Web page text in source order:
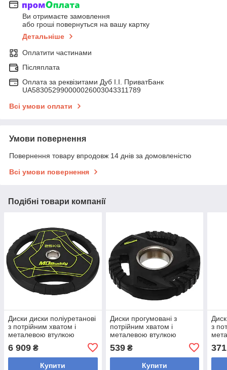
Ви отримаєте замовлення
або гроші повернуться на вашу картку
Детальніше
Оплатити частинами
Післяплата
Оплата за реквізитами Дуб І.І. ПриватБанк
UA583052990000026003043311789
Всі умови оплати
Умови повернення
Повернення товару впродовж 14 днів за домовленістю
Всі умови повернення
Подібні товари компанії
Диски диски поліуретанові
з потрійним хватом і
металевою втулкою
Buddy TA-9647-25 25кг
6 909 ₴
Купити
Диски прогумовані з
потрійним хватом і
металевою втулкою
Buddy TA-9649-1_25 1,25
кг (зовнішній ø-15,5 см,
539₴
Купити
з
371